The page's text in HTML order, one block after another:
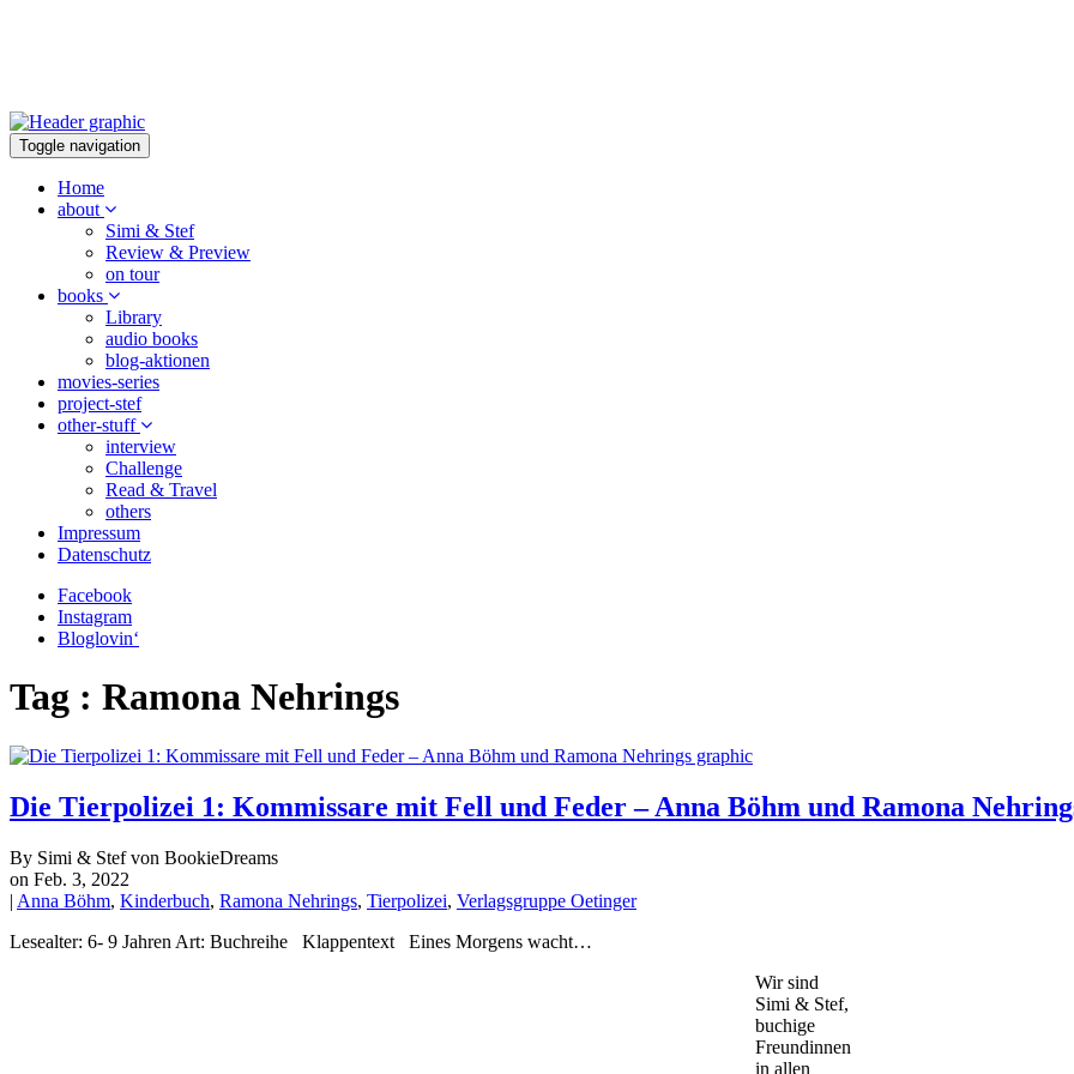
Toggle navigation
Home
about
Simi & Stef
Review & Preview
on tour
books
Library
audio books
blog-aktionen
movies-series
project-stef
other-stuff
interview
Challenge
Read & Travel
others
Impressum
Datenschutz
Facebook
Instagram
Bloglovin‘
Tag : Ramona Nehrings
Die Tierpolizei 1: Kommissare mit Fell und Feder – Anna Böhm und Ramona
By Simi & Stef von BookieDreams
on Feb. 3, 2022
| Anna Böhm, Kinderbuch, Ramona Nehrings, Tierpolizei, Verlagsgruppe Oetinger
Lesealter: 6- 9 Jahren Art: Buchreihe Klappentext Eines Morgens wacht…
Wir sind
Simi & Stef,
buchige
Freundinnen
in allen